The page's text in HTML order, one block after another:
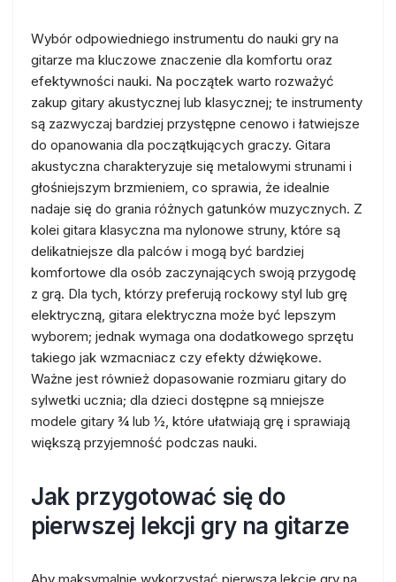
Wybór odpowiedniego instrumentu do nauki gry na
gitarze ma kluczowe znaczenie dla komfortu oraz
efektywności nauki. Na początek warto rozważyć
zakup gitary akustycznej lub klasycznej; te instrumenty
są zazwyczaj bardziej przystępne cenowo i łatwiejsze
do opanowania dla początkujących graczy. Gitara
akustyczna charakteryzuje się metalowymi strunami i
głośniejszym brzmieniem, co sprawia, że idealnie
nadaje się do grania różnych gatunków muzycznych. Z
kolei gitara klasyczna ma nylonowe struny, które są
delikatniejsze dla palców i mogą być bardziej
komfortowe dla osób zaczynających swoją przygodę
z grą. Dla tych, którzy preferują rockowy styl lub grę
elektryczną, gitara elektryczna może być lepszym
wyborem; jednak wymaga ona dodatkowego sprzętu
takiego jak wzmacniacz czy efekty dźwiękowe.
Ważne jest również dopasowanie rozmiaru gitary do
sylwetki ucznia; dla dzieci dostępne są mniejsze
modele gitary ¾ lub ½, które ułatwiają grę i sprawiają
większą przyjemność podczas nauki.
Jak przygotować się do
pierwszej lekcji gry na gitarze
Aby maksymalnie wykorzystać pierwszą lekcję gry na